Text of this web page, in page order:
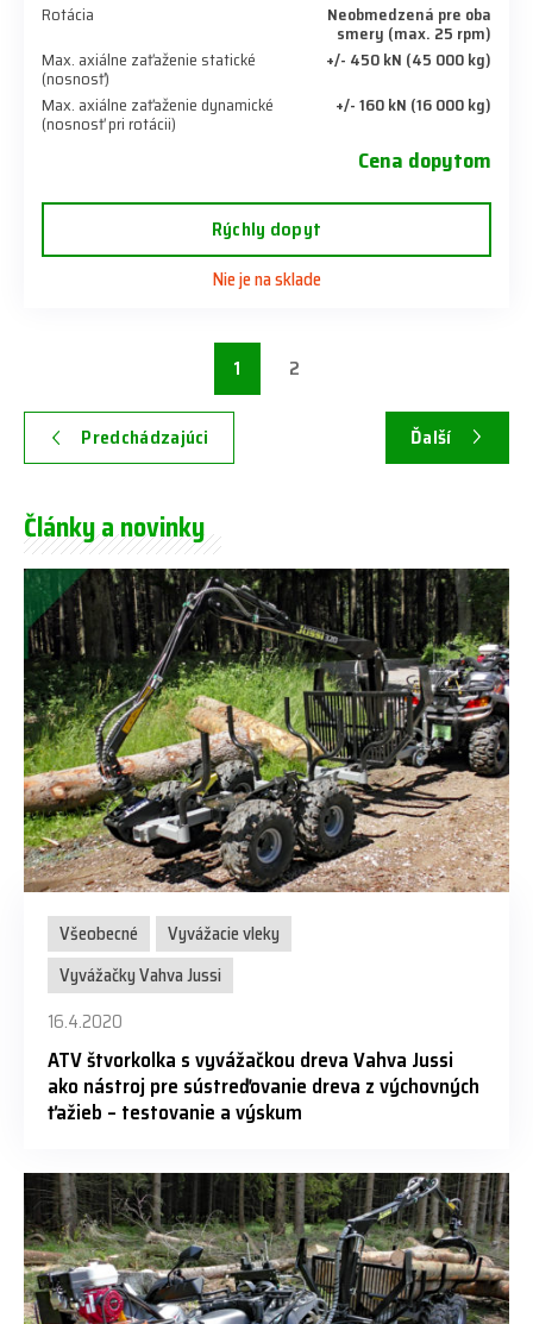
Rotácia Neobmedzená pre oba
smery (max. 25 rpm)
Max. axiálne zaťaženie statické
(nosnosť)
+/- 450 kN (45 000 kg)
Max. axiálne zaťaženie dynamické
(nosnosť pri rotácii)
+/- 160 kN (16 000 kg)
Cena dopytom
Rýchly dopyt
Nie je na sklade
Predchádzajúci
1 2
Ďalší
Články a novinky
Všeobecné
Vyvážacie vleky
Vyvážačky Vahva Jussi
16.4.2020
ATV štvorkolka s vyvážačkou dreva Vahva Jussi
ako nástroj pre sústreďovanie dreva z výchovných
ťažieb – testovanie a výskum